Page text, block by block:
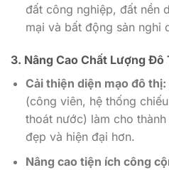
đất công nghiệp, đất nền
mại và bất động sản nghỉ
3. Nâng Cao Chất Lượng Đô
Cải thiện diện mạo đô thị:
(công viên, hệ thống
thoát nước) làm cho
đẹp và hiện đại hơn.
Nâng cao tiện ích công